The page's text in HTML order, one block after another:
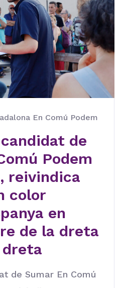
En Comú Podem
de
Podem
reivindica
color
en
de la dreta
dreta
de Sumar En Comú